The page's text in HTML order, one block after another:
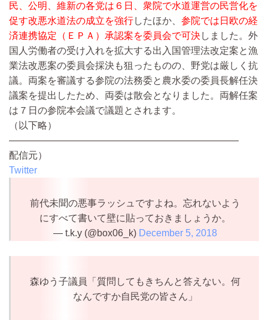
民、公明、維新の各党は６日、衆院で水道運営の民営化を
促す改悪水道法の成立を強行したほか、 参院では日欧の経
済連携協定（ＥＰＡ）承認案を委員会で可決しました。外
国人労働者の受け入れを拡大する出入国管理法改定案と漁
業法改悪案の委員会採決も狙ったものの、野党は厳しく抗
議。両案を審議する参院の法務委と農水委の委員長解任決
議案を提出したため、両委は散会となりました。両解任案
は７日の参院本会議で議題とされます。
（以下略）
————————————————————————
配信元）
Twitter
前代未聞の悪事ラッシュですよね。忘れないよう
にすべて書いて壁に貼っておきましょうか。
— t.k.y (@box06_k) December 5, 2018
森ゆう子議員「質問してもきちんと答えない。何
なんですか自民党の皆さん」